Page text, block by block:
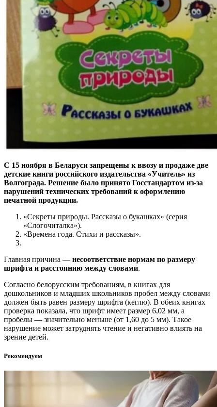
С 15 ноября в Беларуси запрещены к ввозу и продаже две
детские книги российского издательства «Учитель» из
Волгограда. Решение было принято Госстандартом из-за
нарушений технических требований к оформлению
печатной продукции.
«Секреты природы. Рассказы о букашках» (серия
«Слогочиталка»).
«Времена года. Стихи и рассказы».
Главная причина — несоответствие нормам по размеру
шрифта и расстоянию между словами.
Согласно белорусским требованиям, в книгах для
дошкольников и младших школьников пробел между словами
должен быть равен размеру шрифта (кеглю). В обеих книгах
проверка показала, что шрифт имеет размер 6,02 мм, а
пробелы — значительно меньше (от 1,60 до 5 мм). Такое
нарушение может затруднять чтение и негативно влиять на
зрение детей.
Рекомендуем